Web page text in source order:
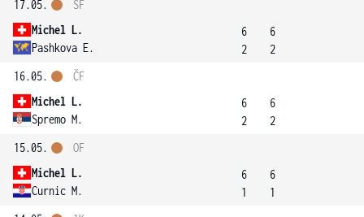
17.05.
Michel L.
Pashkova E.
SF
6
2
6
2
16.05.
Michel L.
Spremo M.
ČF
6
2
6
2
15.05.
Michel L.
Curnic M.
OF
6
1
6
1